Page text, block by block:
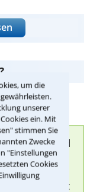
um die
unserer
ein. Mit
stimmen Sie
Zwecke
"Einstellungen
Cookies
Anschließend
bei
einen Anwalt